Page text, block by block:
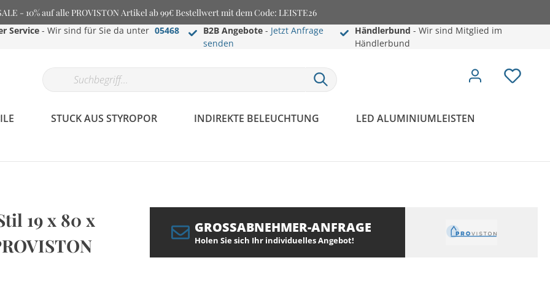
- 10% auf alle PROVISTON Artikel ab 99€ Bestellwert mit dem Code: LEISTE26
Service - Wir sind für Sie da unter 05468
B2B Angebote- Jetzt Anfrage
senden
Händlerbund - Wir sind Mitglied im
Händlerbund
STUCK AUS STYROPOR INDIREKTE BELEUCHTUNG LED ALUMINIUMLEISTEN
19 x 80 x
GROSSABNEHMER-ANFRAGE
Holen Sie sich Ihr individuelles Angebot!